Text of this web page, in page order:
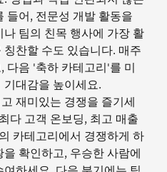
들어, 전문성 개발 활동을
팀의 친목 행사에 가장 활
찬할 수도 있습니다. 매주
다음 '축하 카테고리'를 미
대감을 높이세요.
재미있는 경쟁을 즐기세
다 고객 온보딩, 최고 매출
카테고리에서 경쟁하게 하
확인하고, 우승한 사람에